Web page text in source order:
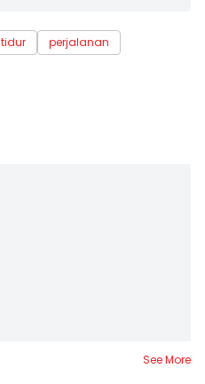
tidur
perjalanan
See More